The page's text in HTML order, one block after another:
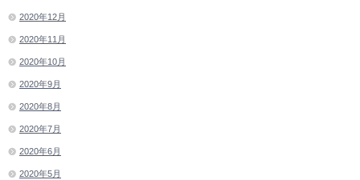
2020年12月
2020年11月
2020年10月
2020年9月
2020年8月
2020年7月
2020年6月
2020年5月